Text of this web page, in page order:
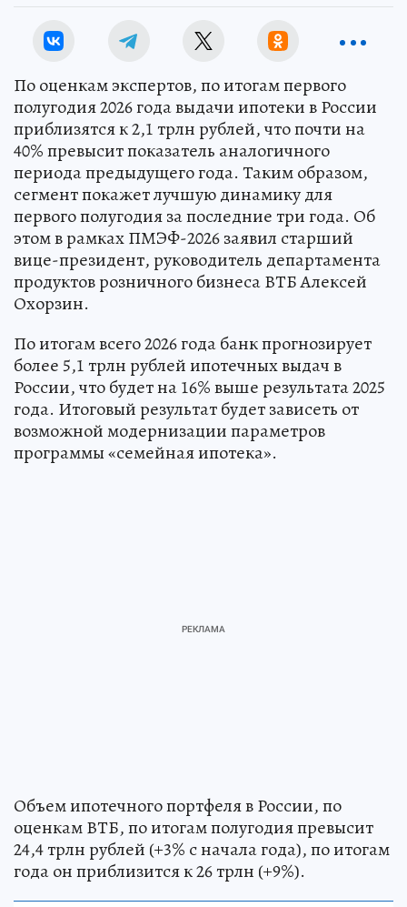
По оценкам экспертов, по итогам первого
полугодия 2026 года выдачи ипотеки в России
приблизятся к 2,1 трлн рублей, что почти на
40% превысит показатель аналогичного
периода предыдущего года. Таким образом,
сегмент покажет лучшую динамику для
первого полугодия за последние три года. Об
этом в рамках ПМЭФ-2026 заявил старший
вице-президент, руководитель департамента
продуктов розничного бизнеса ВТБ Алексей
Охорзин.
По итогам всего 2026 года банк прогнозирует
более 5,1 трлн рублей ипотечных выдач в
России, что будет на 16% выше результата 2025
года. Итоговый результат будет зависеть от
возможной модернизации параметров
программы «семейная ипотека».
Объем ипотечного портфеля в России, по
оценкам ВТБ, по итогам полугодия превысит
24,4 трлн рублей (+3% с начала года), по итогам
года он приблизится к 26 трлн (+9%).